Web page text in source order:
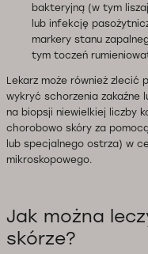
bakteryjną (w tym
lub infekcję
markery stanu
tym toczeń
Lekarz może również zlecić
wykryć schorzenia zakaźne
na biopsji niewielkiej liczby
chorobowo skóry za
lub specjalnego ostrza) w
mikroskopowego.
Jak można
skórze?